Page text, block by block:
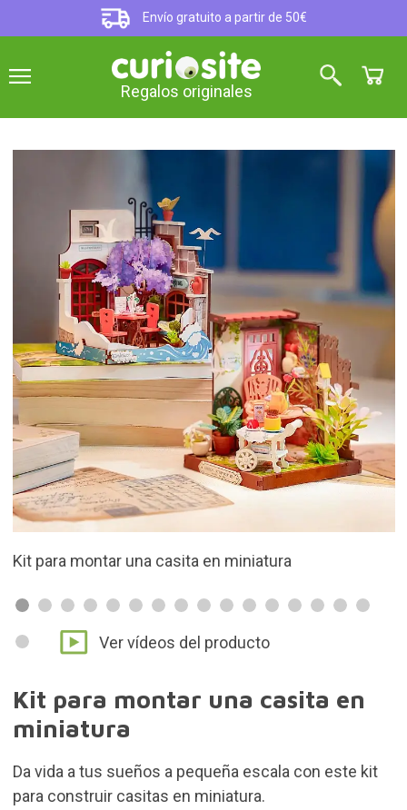
Envío gratuito a partir de 50€
Regalos originales
Escala 1:28
Ver vídeos del producto
Kit para montar una casita en
miniatura
Da vida a tus sueños a pequeña escala con este kit
para construir casitas en miniatura.